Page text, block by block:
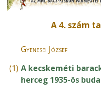
A 4. szám
Gyenesei József
(1) A kecskeméti
herceg 1935-ös